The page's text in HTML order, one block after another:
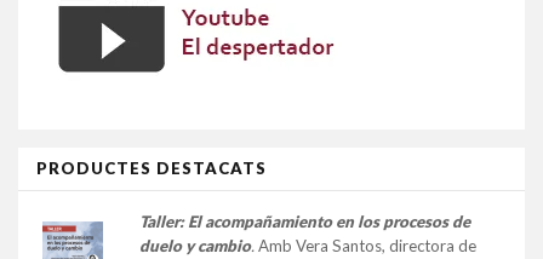
PRODUCTES DESTACATS
Taller: El acompañamiento en los procesos de
duelo y cambio. Amb Vera Santos, directora de